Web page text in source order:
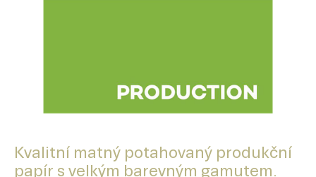
Kvalitní matný potahovaný produkční
papír s velkým barevným gamutem.